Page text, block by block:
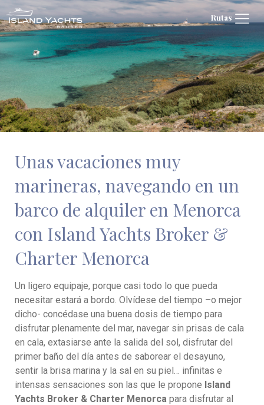
Rutas
Unas vacaciones muy
marineras, navegando en un
barco de alquiler en Menorca
con Island Yachts Broker &
Charter Menorca
Un ligero equipaje, porque casi todo lo que pueda
necesitar estará a bordo. Olvídese del tiempo –o mejor
dicho- concédase una buena dosis de tiempo para
disfrutar plenamente del mar, navegar sin prisas de cala
en cala, extasiarse ante la salida del sol, disfrutar del
primer baño del día antes de saborear el desayuno,
sentir la brisa marina y la sal en su piel… infinitas e
intensas sensaciones son las que le propone Island
Yachts Broker & Charter Menorca para disfrutar al